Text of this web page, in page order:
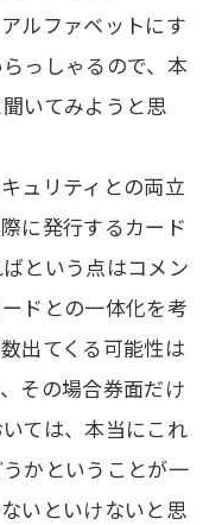
ルファベットにす
っしゃるので、本
いてみようと思
ュリティとの両立
に発行するカード
という点はコメン
ドとの一体化を考
出てくる可能性は
その場合券面だけ
ては、本当にこれ
かということが一
いといけないと思